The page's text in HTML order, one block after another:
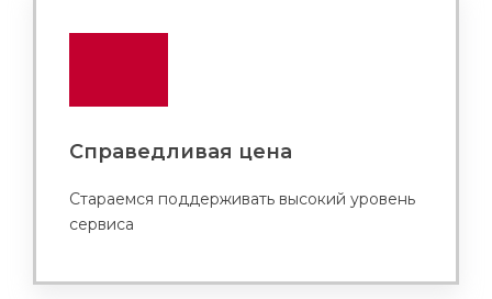
Справедливая цена
Стараемся поддерживать высокий уровень
сервиса